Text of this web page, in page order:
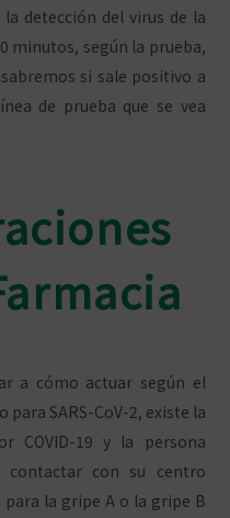
detección del virus de la
minutos, según la prueba,
si sale positivo a
de prueba que se vea
a cómo actuar según el
SARS-CoV-2, existe la
COVID-19 y la persona
contactar con su centro
la gripe A o la gripe B